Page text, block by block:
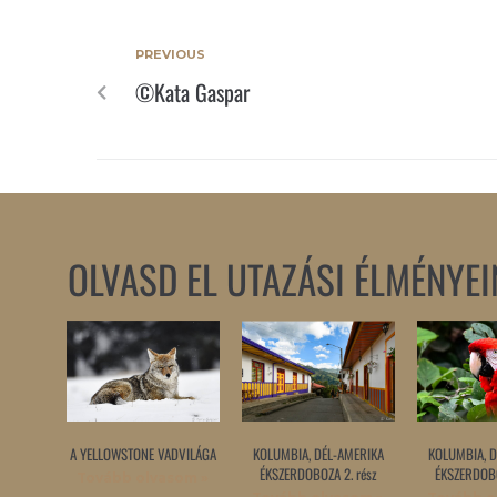
PREVIOUS
©Kata Gaspar
OLVASD EL UTAZÁSI
A YELLOWSTONE VADVILÁGA
KOLUMBIA, DÉL-AMERIKA
ÉKSZERDOBOZA 2. rész
KOLUMBIA,